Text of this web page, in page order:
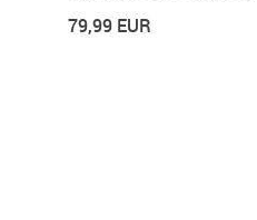
79,99 EUR